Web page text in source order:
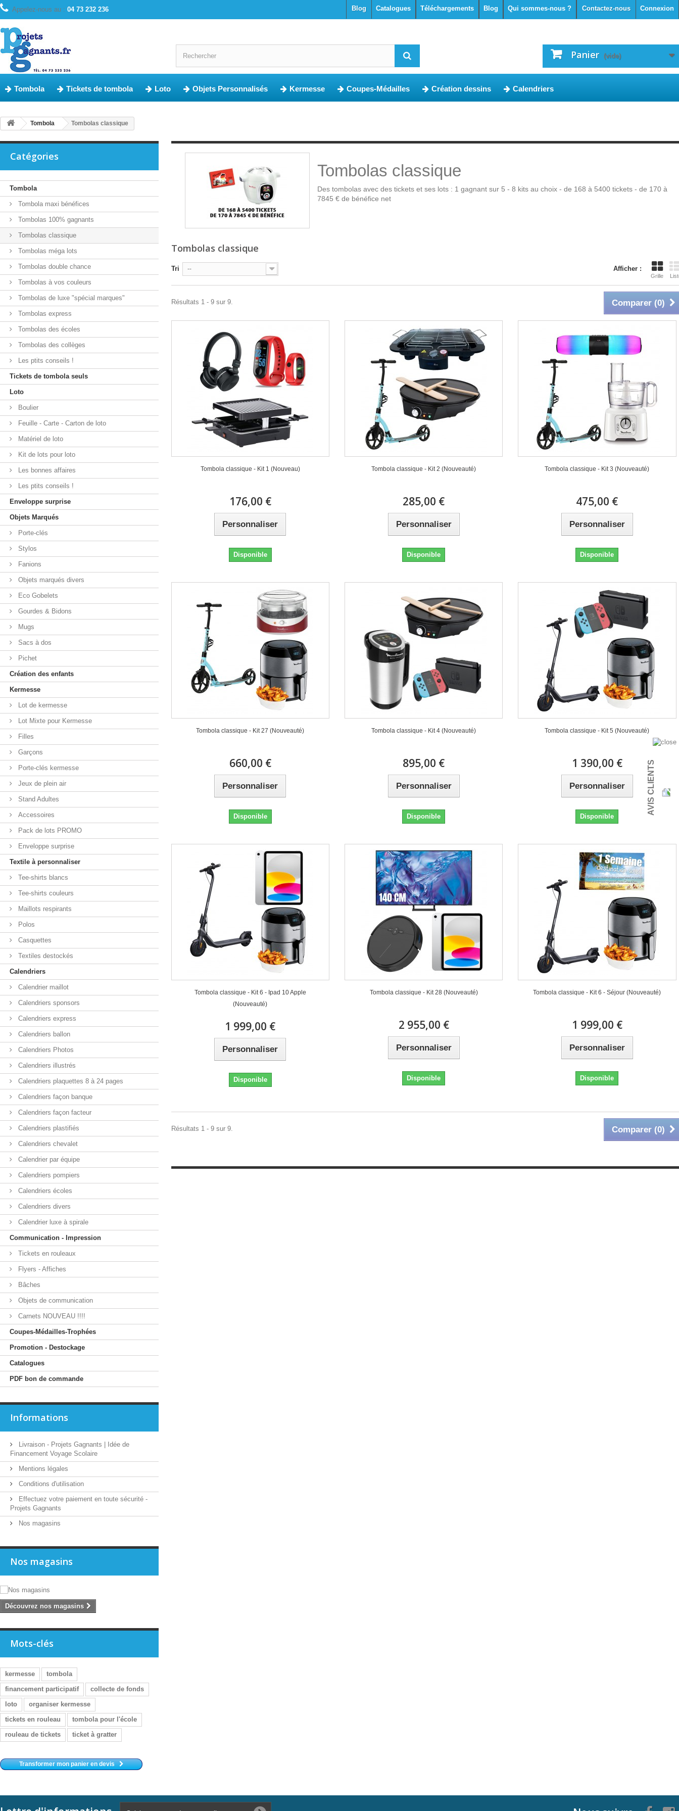
Connexion
Contactez-nous
Appelez-nous au : 04 73 232 236 Qui sommes-nous ?
Blog
Téléchargements
Catalogues
blog
Panier (vide)
Tombola Tickets de tombola Loto Objets Personnalisés Kermesse Coupes-Médailles Création dessins Calendriers
Tombola Tombolas classique
Catégories
Tombola
Tombola maxi bénéfices
Tombolas 100% gagnants
Tombolas classique
Tombolas méga lots
Tombolas double chance
Tombolas à vos couleurs
Tombolas de luxe "spécial marques"
Tombolas express
Tombolas des écoles
Tombolas des collèges
Les ptits conseils !
Tickets de tombola seuls
Loto
Boulier
Feuille - Carte - Carton de loto
Matériel de loto
Kit de lots pour loto
Les bonnes affaires
Les ptits conseils !
Enveloppe surprise
Objets Marqués
Porte-clés
Stylos
Fanions
Objets marqués divers
Eco Gobelets
Gourdes & Bidons
Mugs
Sacs à dos
Pichet
Création des enfants
Kermesse
Lot de kermesse
Lot Mixte pour Kermesse
Filles
Garçons
Porte-clés kermesse
Jeux de plein air
Stand Adultes
Accessoires
Pack de lots PROMO
Enveloppe surprise
Textile à personnaliser
Tee-shirts blancs
Tee-shirts couleurs
Maillots respirants
Polos
Casquettes
Textiles destockés
Calendriers
Calendrier maillot
Calendriers sponsors
Calendriers express
Calendriers ballon
Calendriers Photos
Calendriers illustrés
Calendriers plaquettes 8 à 24 pages
Calendriers façon banque
Calendriers façon facteur
Calendriers plastifiés
Calendriers chevalet
Calendrier par équipe
Calendriers pompiers
Calendriers écoles
Calendriers divers
Calendrier luxe à spirale
Communication - Impression
Tickets en rouleaux
Flyers - Affiches
Bâches
Objets de communication
Carnets NOUVEAU !!!!
Coupes-Médailles-Trophées
Promotion - Destockage
Catalogues
PDF bon de commande
Informations
Livraison - Projets Gagnants | Idée de
Financement Voyage Scolaire
Mentions légales
Conditions d'utilisation
Effectuez votre paiement en toute sécurité -
Projets Gagnants
Nos magasins
Nos magasins
Découvrez nos magasins
Mots-clés
kermesse
tombola
financement participatif
collecte de fonds
loto
organiser kermesse
tickets en rouleau
tombola pour l'école
rouleau de tickets
ticket à gratter
Transformer mon panier en devis
Tombolas classique
Des tombolas avec des tickets et ses lots : 1 gagnant sur 5 - 8 kits au choix - de 168 à 5400 tickets - de 170 à
7845 € de bénéfice net
Tombolas classique
Afficher :
Grille
Tri --
Comparer (0)
Résultats 1 - 9 sur 9.
Tombola classique - Kit 1 (Nouveau)
176,00 €
Personnaliser
Disponible
Tombola classique - Kit 2 (Nouveauté)
285,00 €
Personnaliser
Disponible
Tombola classique - Kit 3 (Nouveauté)
475,00 €
Personnaliser
Disponible
Tombola classique - Kit 27 (Nouveauté)
660,00 €
Personnaliser
Disponible
Tombola classique - Kit 4 (Nouveauté)
895,00 €
Personnaliser
Disponible
Tombola classique - Kit 5 (Nouveauté)
1 390,00 €
Personnaliser
Disponible
Tombola classique - Kit 6 - Ipad 10 Apple
(Nouveauté)
1 999,00 €
Personnaliser
Disponible
Tombola classique - Kit 28 (Nouveauté)
2 955,00 €
Personnaliser
Disponible
Tombola classique - Kit 6 - Séjour (Nouveauté)
1 999,00 €
Personnaliser
Disponible
Comparer (0)
Résultats 1 - 9 sur 9.
AVIS CLIENTS